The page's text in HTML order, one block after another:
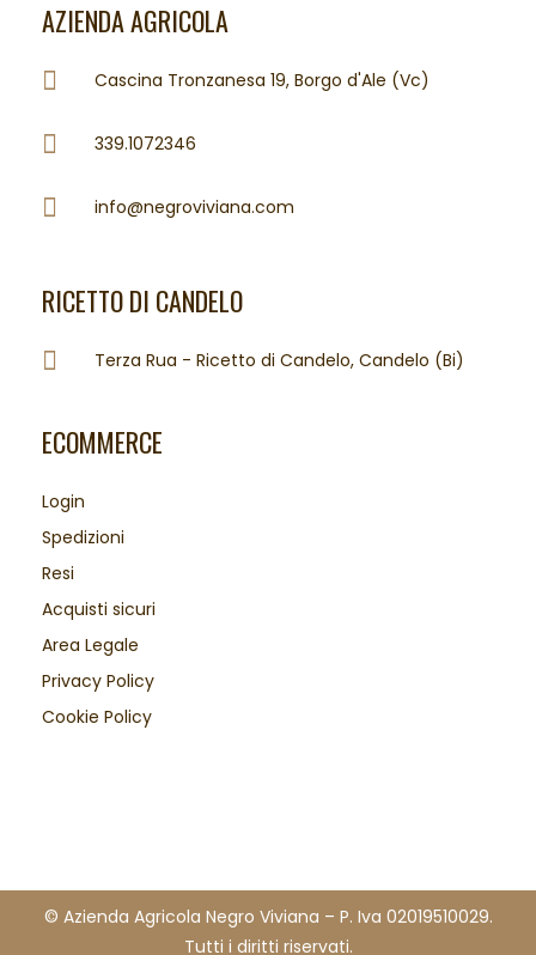
AZIENDA AGRICOLA
Cascina Tronzanesa 19, Borgo d'Ale (Vc)
339.1072346
info@negroviviana.com
RICETTO DI CANDELO
Terza Rua - Ricetto di Candelo, Candelo (Bi)
ECOMMERCE
Login
Spedizioni
Resi
Acquisti sicuri
Area Legale
Privacy Policy
Cookie Policy
© Azienda Agricola Negro Viviana – P. Iva 02019510029.
Tutti i diritti riservati.